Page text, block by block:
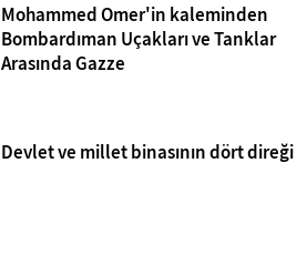
Mohammed Omer'in kaleminden
Bombardıman Uçakları ve Tanklar
Arasında Gazze
Devlet ve millet binasının dört direği